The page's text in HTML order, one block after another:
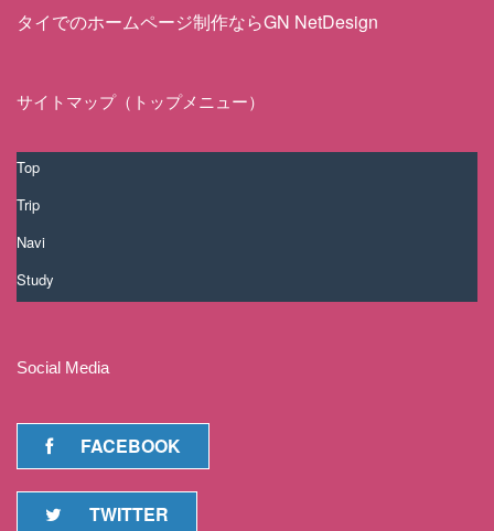
タイでのホームページ制作ならGN NetDesign
サイトマップ（トップメニュー）
Top
Trip
Navi
Study
Social Media
FACEBOOK
TWITTER